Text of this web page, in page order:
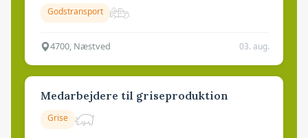
Godstransport
4700, Næstved 03. aug.
Medarbejdere til griseproduktion
Grise